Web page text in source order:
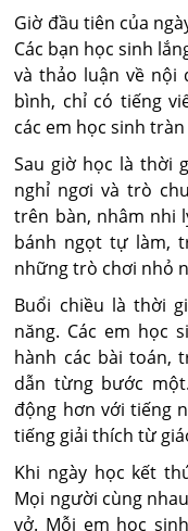
Giờ đầu tiên của
Các bạn học sinh
và thảo luận về nội
bình, chỉ có tiếng
các em học sinh
Sau giờ học là thời
nghỉ ngơi và trò
trên bàn, nhâm nhi
bánh ngọt tự làm,
những trò chơi nhỏ
Buổi chiều là thời
năng. Các em học
hành các bài toán,
dẫn từng bước
động hơn với tiếng
tiếng giải thích từ
Khi ngày học kết
Mọi người cùng
vở. Mỗi em học